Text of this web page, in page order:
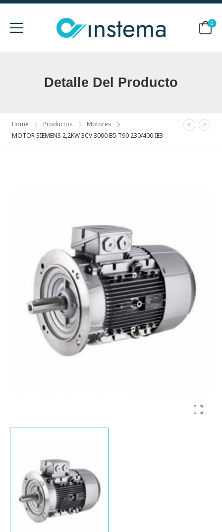
0
Detalle Del Producto
Home Productos
Motores
MOTOR SIEMENS 2,2KW 3CV 3000 B5 T90 230/400 IE3